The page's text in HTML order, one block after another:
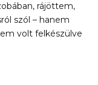
rájöttem,
szól – hanem
volt felkészülve